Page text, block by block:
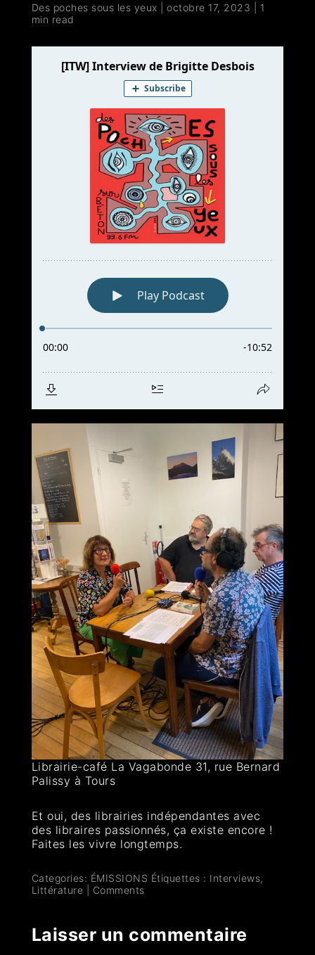
Des poches sous les yeux |octobre 17, 2023
1
min read
Librairie-café La Vagabonde 31, rue Bernard
Palissy à Tours
Et oui, des librairies indépendantes avec
des libraires passionnés, ça existe encore !
Faites les vivre longtemps.
Categories: ÉMISSIONS Étiquettes : Interviews,
Littérature
Comments
Laisser un commentaire